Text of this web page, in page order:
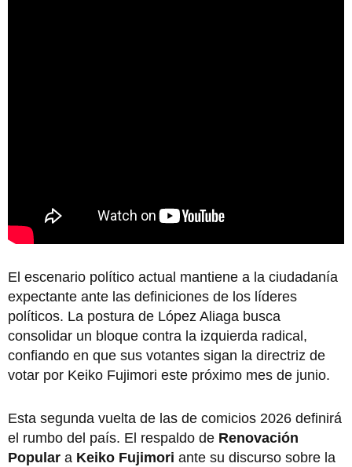
El escenario político actual mantiene a la ciudadanía
expectante ante las definiciones de los líderes
políticos. La postura de López Aliaga busca
consolidar un bloque contra la izquierda radical,
confiando en que sus votantes sigan la directriz de
votar por Keiko Fujimori este próximo mes de junio.
Esta segunda vuelta de las de comicios 2026 definirá
el rumbo del país. El respaldo de Renovación
Popular a Keiko Fujimori ante su discurso sobre la